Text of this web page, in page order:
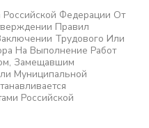
Российской Федерации От
Правил
Трудового Или
На Выполнение Работ
Замещавшим
Муниципальной
Российской